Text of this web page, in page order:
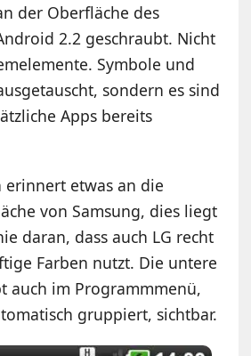
der Oberfläche des
2.2 geschraubt. Nicht
Symbole und
sondern es sind
Apps bereits
erinnert etwas an die
von Samsung, dies liegt
daran, dass auch LG recht
Farben nutzt. Die untere
auch im Programmmenü,
gruppiert, sichtbar.